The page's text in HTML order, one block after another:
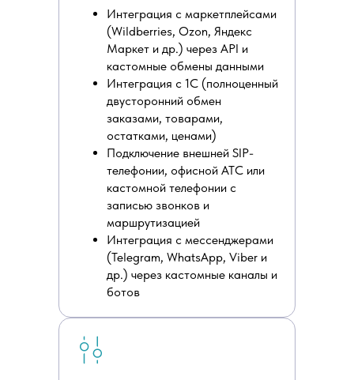
Интеграция с маркетплейсами
(Wildberries, Ozon, Яндекс
Маркет и др.) через API и
кастомные обмены данными
Интеграция с 1С (полноценный
двусторонний обмен
заказами, товарами,
остатками, ценами)
Подключение внешней SIP-
телефонии, офисной АТС или
кастомной телефонии с
записью звонков и
маршрутизацией
Интеграция с мессенджерами
(Telegram, WhatsApp, Viber и
др.) через кастомные каналы и
ботов